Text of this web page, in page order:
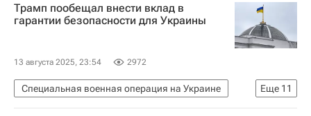
Трамп пообещал внести вклад в
гарантии безопасности для Украины
13 августа 2025, 23:54 2972
Еще 11
Специальная военная операция на Украине
В мире
США Украина
Россия